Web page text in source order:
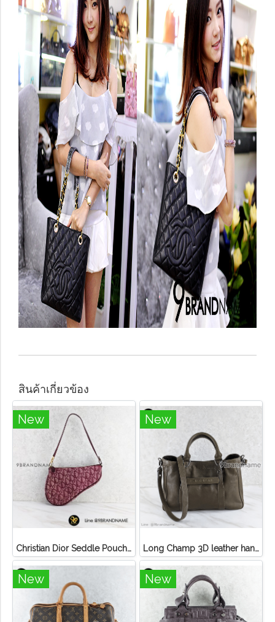
สินค้าเกี่ยวข้อง
New
Christian Dior Seddle Pouch Accessory Hand Bag
New
Long Champ 3D leather handbag
New New